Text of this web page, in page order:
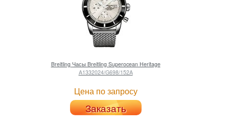
Breitling Часы Breitling Superocean Heritage
A1332024/G698/152A
Цена по запросу
Заказать